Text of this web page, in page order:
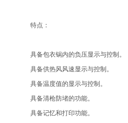
特点：
具备包衣锅内的负压显示与控制。
具备供热风风速显示与控制。
具备温度值的显示与控制。
具备清枪防堵的功能。
具备记忆和打印功能。